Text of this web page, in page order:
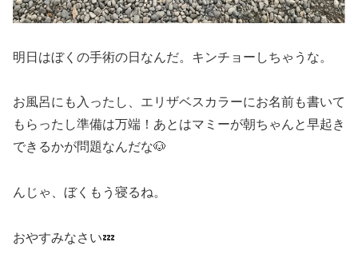
明日はぼくの手術の日なんだ。キンチョーしちゃうな。
お風呂にも入ったし、エリザベスカラーにお名前も書いて
もらったし準備は万端！あとはマミーが朝ちゃんと早起き
できるかが問題なんだな🐶
んじゃ、ぼくもう寝るね。
おやすみなさい💤